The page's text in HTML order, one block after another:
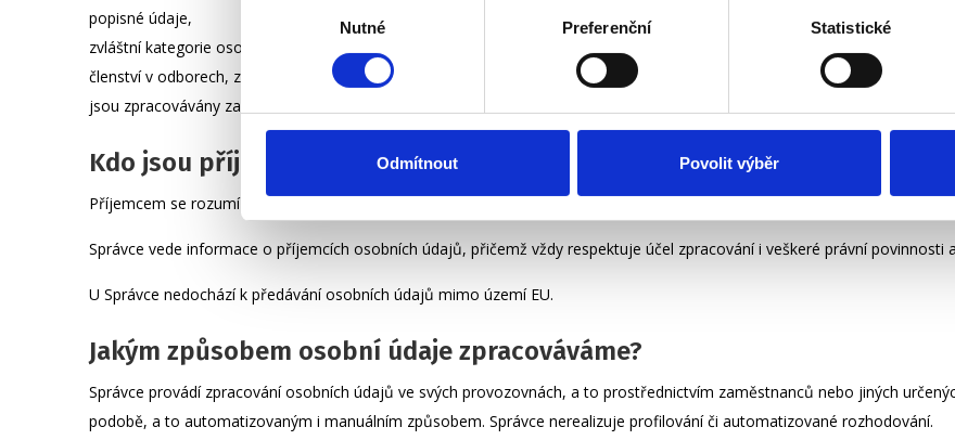
Nutné Preferenční Statistické
Odmítnout Povolit výběr
popisné údaje,
zvláštní kategorie osobních údajů – tzn. takové osobní údaje, které vypovídají o rasovém či etnickém původu, politických
členství v odborech, zdravotním stavu či o sexuálním životě nebo sexuální orientaci fyzické osoby. Za zvláštní kategorii
jsou zpracovávány za účelem jedinečné identifikace fyzické osoby.
Kdo jsou příjemci osobních údajů?
Příjemcem se rozumí fyzické nebo právnické osoby, orgány veřejné moci, agentura nebo jakýkoli jiný subjekt, kterému
Správce vede informace o příjemcích osobních údajů, přičemž vždy respektuje účel zpracování i veškeré právní povinnosti
U Správce nedochází k předávání osobních údajů mimo území EU.
Jakým způsobem osobní údaje zpracováváme?
Správce provádí zpracování osobních údajů ve svých provozovnách, a to prostřednictvím zaměstnanců nebo jiných
podobě, a to automatizovaným i manuálním způsobem. Správce nerealizuje profilování či automatizované rozhodování.